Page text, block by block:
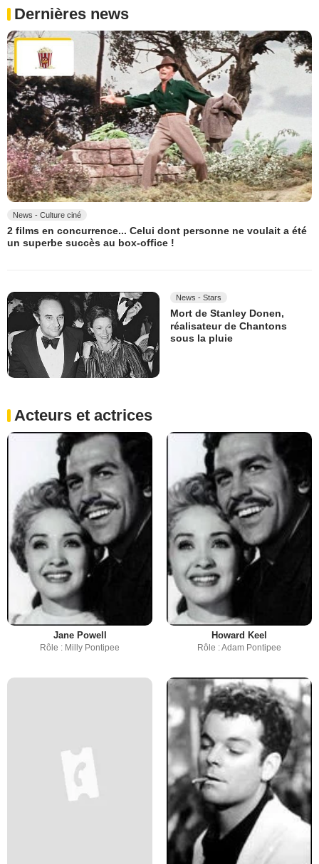
Dernières news
News - Culture ciné
2 films en concurrence... Celui dont personne ne voulait a été
un superbe succès au box-office !
News - Stars
Mort de Stanley Donen,
réalisateur de Chantons
sous la pluie
Acteurs et actrices
Jane Powell
Rôle : Milly Pontipee
Howard Keel
Rôle : Adam Pontipee